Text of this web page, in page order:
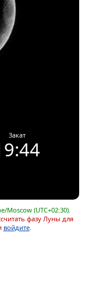
Закат
Moscow (UTC+02:30).
фазу Луны для
войдите.